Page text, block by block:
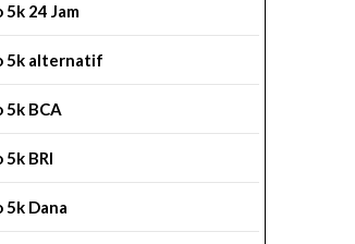
24 Jam
5k alternatif
5k BCA
BRI
5k Dana